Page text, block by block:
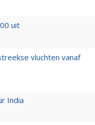
uit
vluchten vanaf
India